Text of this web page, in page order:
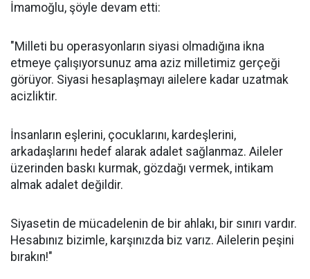
İmamoğlu, şöyle devam etti:
"Milleti bu operasyonların siyasi olmadığına ikna
etmeye çalışıyorsunuz ama aziz milletimiz gerçeği
görüyor. Siyasi hesaplaşmayı ailelere kadar uzatmak
acizliktir.
İnsanların eşlerini, çocuklarını, kardeşlerini,
arkadaşlarını hedef alarak adalet sağlanmaz. Aileler
üzerinden baskı kurmak, gözdağı vermek, intikam
almak adalet değildir.
Siyasetin de mücadelenin de bir ahlakı, bir sınırı vardır.
Hesabınız bizimle, karşınızda biz varız. Ailelerin peşini
bırakın!"